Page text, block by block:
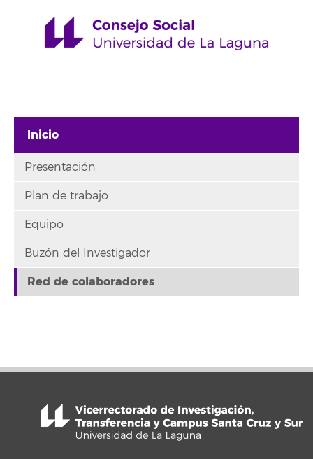
Inicio
Presentación
Plan de trabajo
Equipo
Buzón del Investigador
Red de colaboradores